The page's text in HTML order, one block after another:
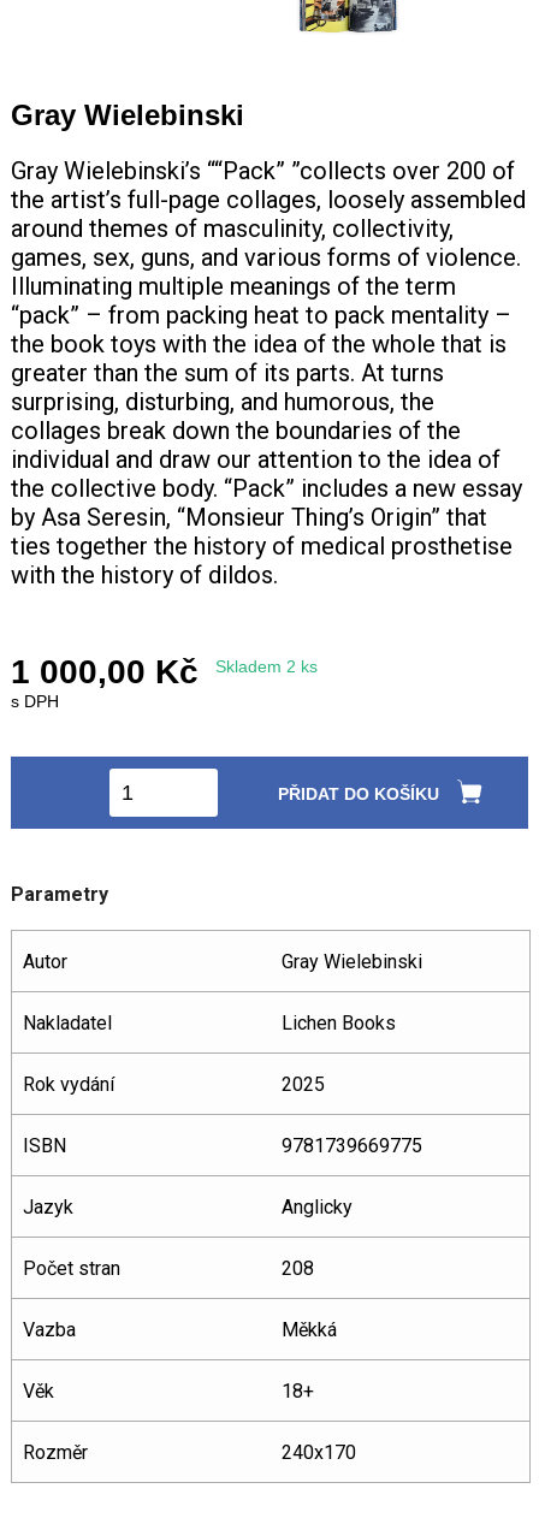
Gray Wielebinski
Gray Wielebinski’s ““Pack” ”collects over 200 of
the artist’s full-page collages, loosely assembled
around themes of masculinity, collectivity,
games, sex, guns, and various forms of violence.
Illuminating multiple meanings of the term
“pack” – from packing heat to pack mentality –
the book toys with the idea of the whole that is
greater than the sum of its parts. At turns
surprising, disturbing, and humorous, the
collages break down the boundaries of the
individual and draw our attention to the idea of
the collective body. “Pack” includes a new essay
by Asa Seresin, “Monsieur Thing’s Origin” that
ties together the history of medical prosthetise
with the history of dildos.
1 000,00 Kč
Skladem 2 ks
s DPH
PŘIDAT DO KOŠÍKU
Parametry
Autor Gray Wielebinski
Nakladatel Lichen Books
Rok vydání 2025
ISBN 9781739669775
Jazyk Anglicky
Počet stran 208
Vazba Měkká
Věk 18+
Rozměr 240x170